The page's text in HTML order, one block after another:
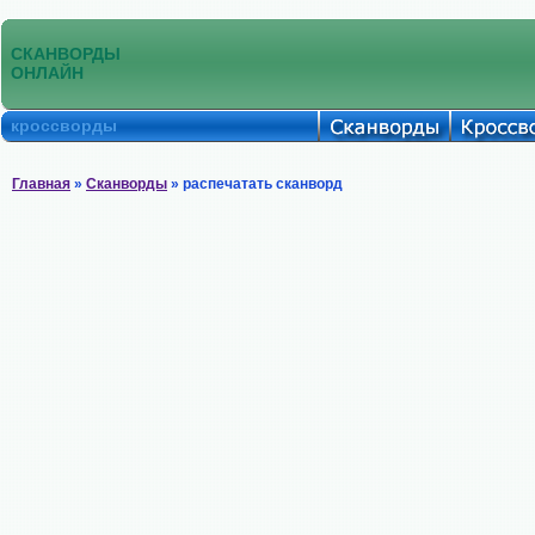
СКАНВОРДЫ
ОНЛАЙН
кроссворды
Главная » Сканворды » распечатать сканворд